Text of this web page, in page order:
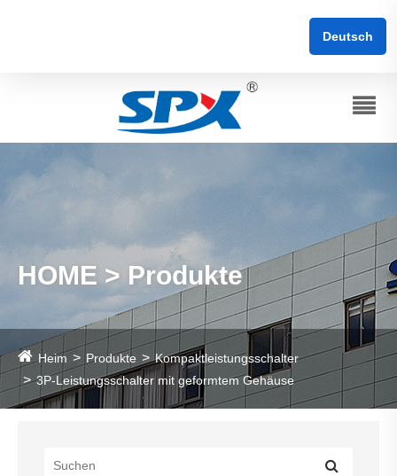
Deutsch
HOME > Produkte
Heim Produkte
Kompaktleistungsschalter
3P-Leistungsschalter mit geformtem Gehäuse